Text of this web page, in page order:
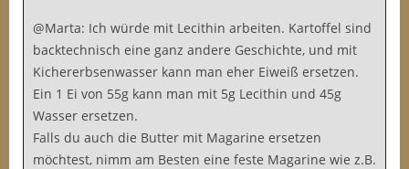
@Marta: Ich würde mit Lecithin arbeiten. Kartoffel sind
backtechnisch eine ganz andere Geschichte, und mit
Kichererbsenwasser kann man eher Eiweiß ersetzen.
Ein 1 Ei von 55g kann man mit 5g Lecithin und 45g
Wasser ersetzen.
Falls du auch die Butter mit Magarine ersetzen
möchtest, nimm am Besten eine feste Magarine wie z.B.